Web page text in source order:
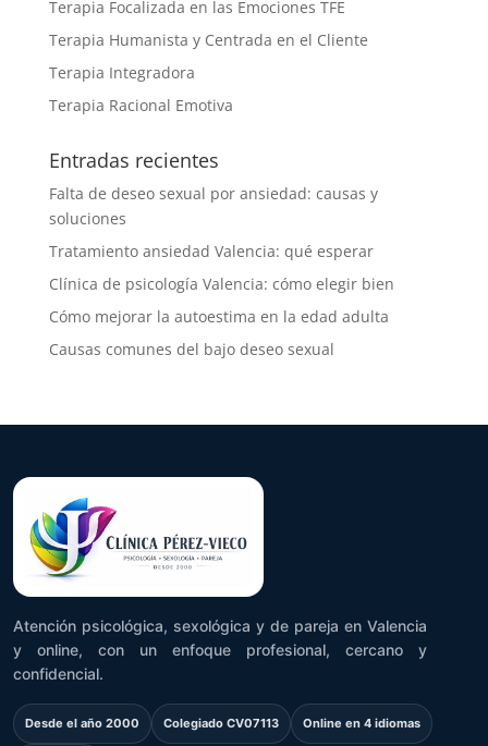
Terapia Focalizada en las Emociones TFE
Terapia Humanista y Centrada en el Cliente
Terapia Integradora
Terapia Racional Emotiva
Entradas recientes
Falta de deseo sexual por ansiedad: causas y
soluciones
Tratamiento ansiedad Valencia: qué esperar
Clínica de psicología Valencia: cómo elegir bien
Cómo mejorar la autoestima en la edad adulta
Causas comunes del bajo deseo sexual
Atención psicológica, sexológica y de pareja en Valencia
y online, con un enfoque profesional, cercano y
confidencial.
Desde el año 2000 Colegiado CV07113 Online en 4 idiomas